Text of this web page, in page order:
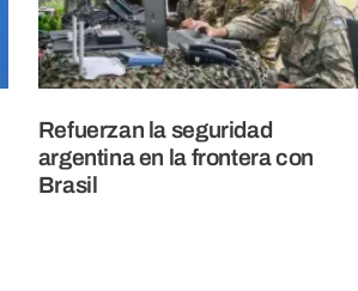
Refuerzan la seguridad
argentina en la frontera con
Brasil